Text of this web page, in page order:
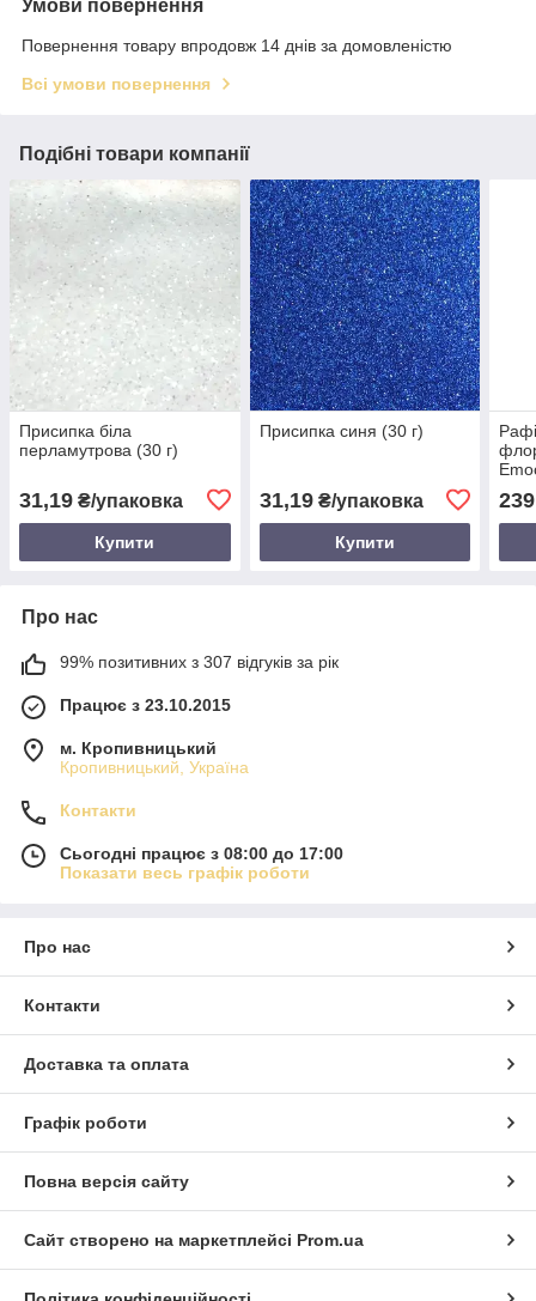
Умови повернення
Повернення товару впродовж 14 днів за домовленістю
Всі умови повернення
Подібні товари компанії
Присипка біла
перламутрова (30 г)
31,19 ₴/упаковка
Купити
Присипка синя (30 г)
31,19₴/упаковка
Купити
239
Про нас
99% позитивних з 307 відгуків за рік
Працює з 23.10.2015
м. Кропивницький
Кропивницький, Україна
Контакти
Сьогодні працює з 08:00 до 17:00
Показати весь графік роботи
Про нас
Контакти
Доставка та оплата
Графік роботи
Повна версія сайту
Сайт створено на маркетплейсі Prom.ua